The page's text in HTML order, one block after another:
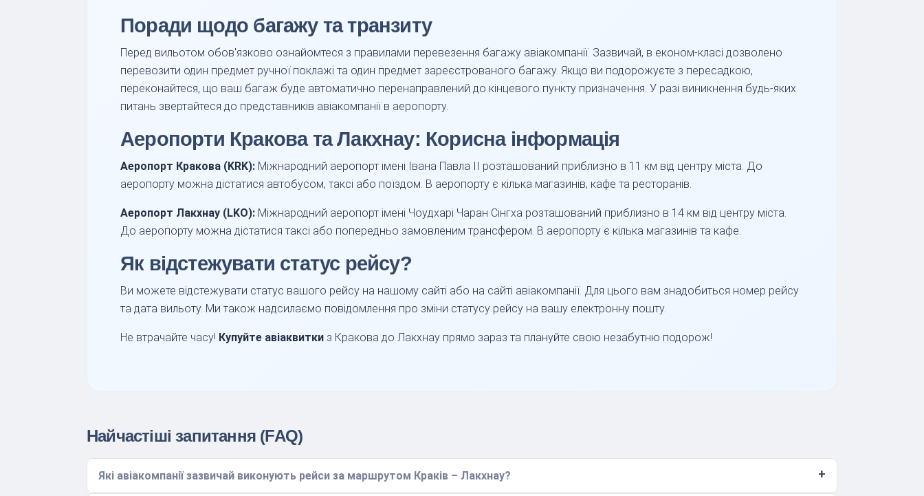
Поради щодо багажу та транзиту
Перед вильотом обов'язково ознайомтеся з правилами перевезення багажу авіакомпанії. Зазвичай, в економ-класі дозволено
перевозити один предмет ручної поклажі та один предмет зареєстрованого багажу. Якщо ви подорожуєте з пересадкою,
переконайтеся, що ваш багаж буде автоматично перенаправлений до кінцевого пункту призначення. У разі виникнення будь-яких
питань звертайтеся до представників авіакомпанії в аеропорту.
Аеропорти Кракова та Лакхнау: Корисна інформація
Аеропорт Кракова (KRK): Міжнародний аеропорт імені Івана Павла II розташований приблизно в 11 км від центру міста. До
аеропорту можна дістатися автобусом, таксі або поїздом. В аеропорту є кілька магазинів, кафе та ресторанів.
Аеропорт Лакхнау (LKO): Міжнародний аеропорт імені Чоудхарі Чаран Сінгха розташований приблизно в 14 км від центру міста.
До аеропорту можна дістатися таксі або попередньо замовленим трансфером. В аеропорту є кілька магазинів та кафе.
Як відстежувати статус рейсу?
Ви можете відстежувати статус вашого рейсу на нашому сайті або на сайті авіакомпанії. Для цього вам знадобиться номер рейсу
та дата вильоту. Ми також надсилаємо повідомлення про зміни статусу рейсу на вашу електронну пошту.
Не втрачайте часу! Купуйте авіаквитки з Кракова до Лакхнау прямо зараз та плануйте свою незабутню подорож!
Найчастіші запитання (FAQ)
Які авіакомпанії зазвичай виконують рейси за маршрутом Краків – Лакхнау?